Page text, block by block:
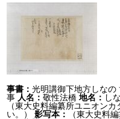
事書：光明講御下地方しなの
事 人名：敬性法橋 地名： し
（東大史料編纂所ユニオン
い。）
影写本：
（東大史料